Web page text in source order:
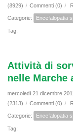
(8929) / Commenti (0) /
Categorie: Encefalopatia
Tag:
Attività di
nelle Marche
mercoledì 21 dicembre
(2313) / Commenti (0) /
Categorie: Encefalopatia
Tag: